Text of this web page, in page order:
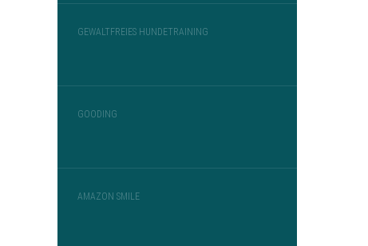
GEWALTFREIES HUNDETRAINING
GOODING
AMAZON SMILE